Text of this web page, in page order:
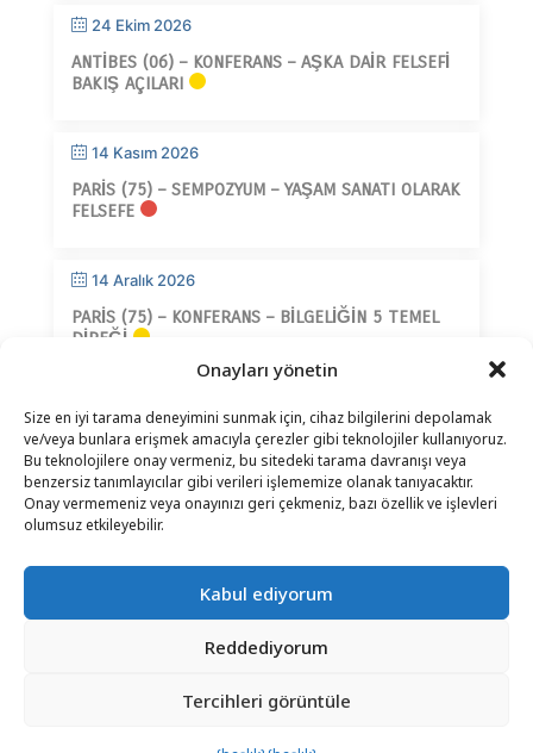
Onayları yönetin
Size en iyi tarama deneyimini sunmak için, cihaz bilgilerini depolamak
ve/veya bunlara erişmek amacıyla çerezler gibi teknolojiler kullanıyoruz.
Bu teknolojilere onay vermeniz, bu sitedeki tarama davranışı veya
benzersiz tanımlayıcılar gibi verileri işlememize olanak tanıyacaktır.
Onay vermemeniz veya onayınızı geri çekmeniz, bazı özellik ve işlevleri
olumsuz etkileyebilir.
Kabul ediyorum
Reddediyorum
Tercihleri ​​görüntüle
24 Ekim 2026
ANTIBES (06) – KONFERANS – AŞKA DAIR FELSEFI
BAKIŞ AÇILARI
14 Kasım 2026
PARIS (75) – SEMPOZYUM – YAŞAM SANATI OLARAK
FELSEFE
14 Aralık 2026
PARIS (75) – KONFERANS – BILGELIĞIN 5 TEMEL
DIREĞI
İLETIŞIM–
© 2025 – FRÉDÉRIC LENOIR – TÜM HAKLARI SAKLIDIR